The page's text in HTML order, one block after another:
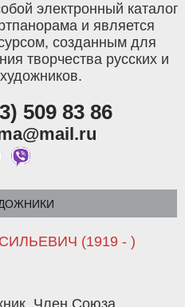
электронный каталог
и является
созданным для
творчества русских и
509 83 86
(1919 - )